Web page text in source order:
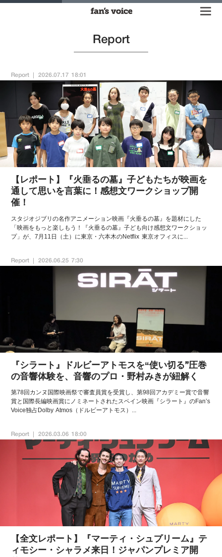
Report
Report 2026.07.17 18:01
【レポート】『火垂るの墓』子どもたちが映画を
通して思いを言葉に！感想文ワークショップ開
催！
スタジオジブリの名作アニメーション映画『火垂るの墓』を題材にした
「映画をもっと楽しもう！『火垂るの墓』子ども向け感想文ワークショッ
プ」が、7月11日（土）に東京・六本木のNetflix 東京オフィスに...
Report 2026.06.25 7:30
『シラート』ドルビーアトモスを“使い切る”圧巻
の音響体験を、音響のプロ・野村みきが紐解く
第78回カンヌ国際映画祭で審査員賞を受賞し、第98回アカデミー賞で音響
賞と国際長編映画賞にノミネートされたスペイン映画『シラート』のFan’s
Voice独占Dolby Atmos（ドルビーアトモス）...
Report 2026.03.06 18:00
【全文レポート】『マーティ・シュプリーム』テ
ィモシー・シャラメ来日！ジャパンプレミア開